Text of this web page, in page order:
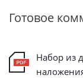
Готовое
Набор из